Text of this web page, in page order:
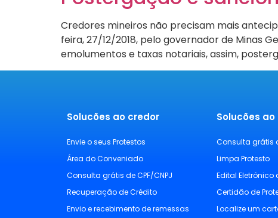
Credores mineiros não precisam mais
feira, 27/12/2018, pelo governador de Minas
emolumentos e taxas notariais, assim,
Solucões ao credor
Envie o seus Protestos
Área do Conveniado
Consulta grátis de CPF/CNPJ
Recuperação de Crédito
Envio e recebimento de remessas
Solucões
Consulta grátis
Limpa Protesto
Edital Eletrônico
Certidão de
Localize um